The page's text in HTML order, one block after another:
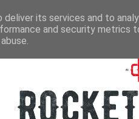
its services and to
and security metrics